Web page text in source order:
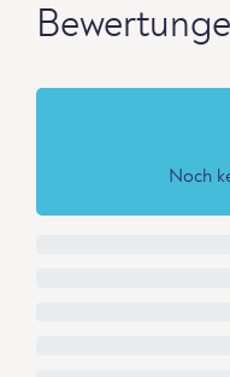
Noch